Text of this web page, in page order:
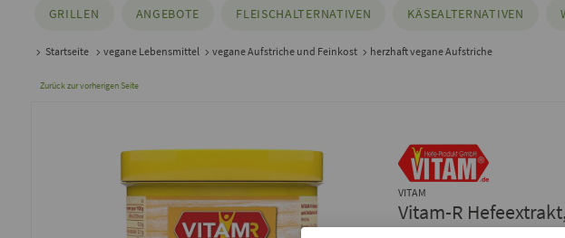
GRILLEN ANGEBOTE FLEISCHALTERNATIVEN KÄSEALTERNATIVEN
Startseite vegane Lebensmittel vegane Aufstriche und Feinkost herzhaft vegane Aufstriche
Zurück zur vorherigen Seite
VITAM
Vitam-R